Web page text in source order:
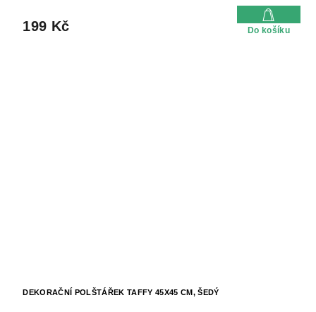
199 Kč Do košíku
DEKORAČNÍ POLŠTÁŘEK TAFFY 45X45 CM, ŠEDÝ